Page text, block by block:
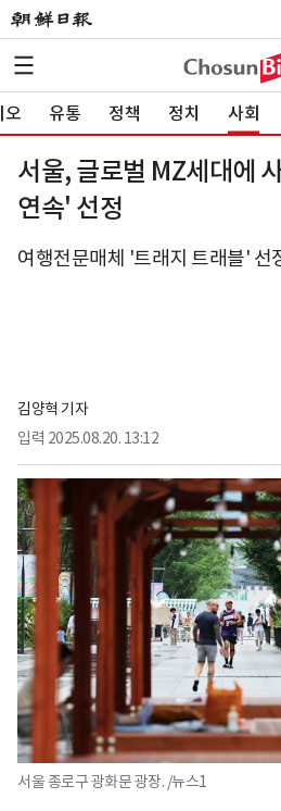
오 유통 정책 정치 사회
서울, 글로벌 MZ세대에
연속' 선정
여행전문매체 '트래지 트래블' 선
김양혁 기자
입력 2025.08.20. 13:12
서울 종로구 광화문 광장. /뉴스1